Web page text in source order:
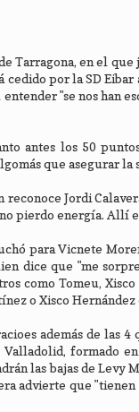
Tarragona, en el
por la SD
"se nos han
antes los 50
que asegurar
Jordi
pierdo energía. Allí
para Vicnete
dice que "me
como Tomeu, Xisco
o Xisco
además de las
formado
las bajas de Levy
advierte que